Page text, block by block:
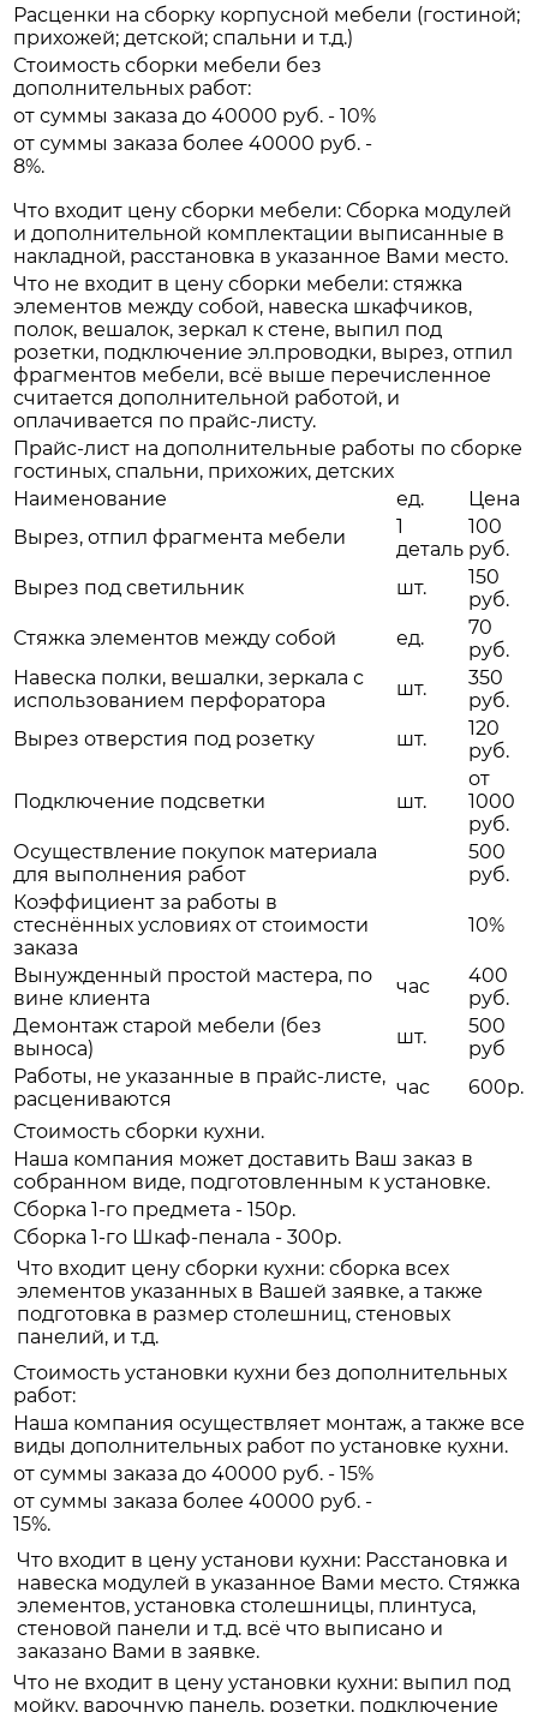
Расценки на сборку корпусной мебели (гостиной;
прихожей; детской; спальни и т.д.)
Стоимость сборки мебели без
дополнительных работ:
от суммы заказа до 40000 руб. - 10%
от суммы заказа более 40000 руб. -
8%.
Что входит цену сборки мебели: Сборка модулей
и дополнительной комплектации выписанные в
накладной, расстановка в указанное Вами место.
Что не входит в цену сборки мебели: стяжка
элементов между собой, навеска шкафчиков,
полок, вешалок, зеркал к стене, выпил под
розетки, подключение эл.проводки, вырез, отпил
фрагментов мебели, всё выше перечисленное
считается дополнительной работой, и
оплачивается по прайс-листу.
Прайс-лист на дополнительные работы по сборке
гостиных, спальни, прихожих, детских
Наименование
ед.
Цена
Вырез, отпил фрагмента мебели
1
деталь
100
руб.
Вырез под светильник
шт.
150
руб.
Стяжка элементов между собой
ед.
70
руб.
Навеска полки, вешалки, зеркала с
использованием перфоратора
шт.
350
руб.
Вырез отверстия под розетку
шт.
120
руб.
Подключение подсветки шт.
от
1000
руб.
Осуществление покупок материала
для выполнения работ
500
руб.
Коэффициент за работы в
стеснённых условиях от стоимости
заказа
10%
Вынужденный простой мастера, по
вине клиента
час
400
руб.
Демонтаж старой мебели (без
выноса)
шт.
500
руб
Работы, не указанные в прайс-листе,
расцениваются
час
600р.
Стоимость сборки кухни.
Наша компания может доставить Ваш заказ в
собранном виде, подготовленным к установке.
Сборка 1-го предмета - 150р.
Сборка 1-го Шкаф-пенала - 300р.
Что входит цену сборки кухни: сборка всех
элементов указанных в Вашей заявке, а также
подготовка в размер столешниц, стеновых
панелий, и т.д.
Стоимость установки кухни без дополнительных
работ:
Наша компания осуществляет монтаж, а также все
виды дополнительных работ по установке кухни.
от суммы заказа до 40000 руб. - 15%
от суммы заказа более 40000 руб. -
15%.
Что входит в цену установи кухни: Расстановка и
навеска модулей в указанное Вами место. Стяжка
элементов, установка столешницы, плинтуса,
стеновой панели и т.д. всё что выписано и
заказано Вами в заявке.
Что не входит в цену установки кухни: выпил под
мойку, варочную панель, розетки, подключение